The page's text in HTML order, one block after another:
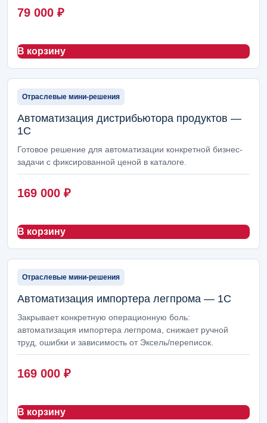
79 000 ₽
В корзину
Отраслевые мини-решения
Автоматизация дистрибьютора продуктов —
1С
Готовое решение для автоматизации конкретной бизнес-
задачи с фиксированной ценой в каталоге.
169 000 ₽
В корзину
Отраслевые мини-решения
Автоматизация импортера легпрома — 1С
Закрывает конкретную операционную боль:
автоматизация импортера легпрома, снижает ручной
труд, ошибки и зависимость от Эксель/переписок.
169 000 ₽
В корзину